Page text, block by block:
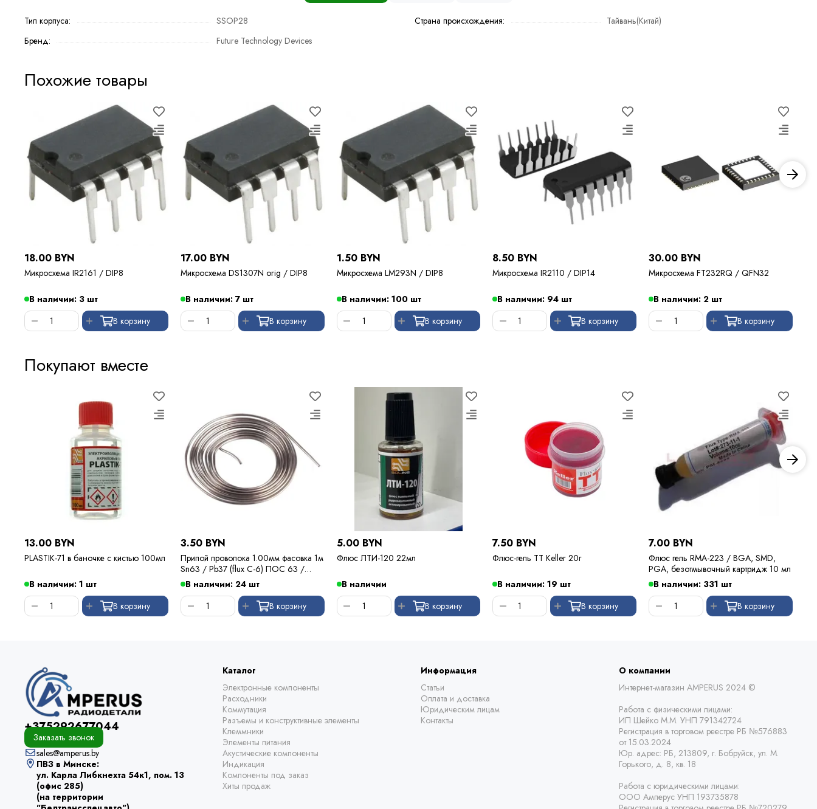
Тип корпуса:
SSOP28
Бренд:
Future Technology Devices
Страна происхождения: Тайвань(Китай)
Похожие товары
18.00 BYN
Микросхема IR2161 / DIP8
В наличии: 3 шт
В корзину
17.00 BYN
Микросхема DS1307N orig / DIP8
В наличии: 7 шт
В корзину
1.50 BYN
Микросхема LM293N / DIP8
В наличии: 100 шт
В корзину
8.50 BYN
Микросхема IR2110 / DIP14
В наличии: 94 шт
В корзину
30.00 BYN
Микросхема FT232RQ / QFN32
В наличии: 2 шт
В корзину
Покупают вместе
13.00 BYN
PLASTIK-71 в баночке с кистью 100мл
В наличии: 1 шт
В корзину
3.50 BYN
Припой проволока 1.00мм фасовка 1м
Sn63 / Pb37 (flux C-6) ПОС 63 /
Kewei
В наличии: 24 шт
В корзину
5.00 BYN
Флюс ЛТИ-120 22мл
В наличии
В корзину
7.50 BYN
Флюс-гель TT Keller 20г
В наличии: 19 шт
В корзину
7.00 BYN
Флюс гель RMA-223 / BGA, SMD,
PGA, безотмывочный картридж 10 мл
В наличии: 331 шт
В корзину
+375292677044
Заказать звонок
sales@amperus.by
ПВЗ в Минске:
ул. Карла Либкнехта 54к1, пом. 13
(офис 285)
(на территории
Каталог
Электронные компоненты
Расходники
Коммутация
Разъемы и конструктивные элементы
Клеммники
Элементы питания
Акустические компоненты
Индикация
Компоненты под заказ
Хиты продаж
Информация
Статьи
Оплата и доставка
Юридическим лицам
Контакты
О компании
Интернет-магазин AMPERUS 2024 ©
Работа с физическими лицами:
ИП Шейко М.М. УНП 791342724
Регистрация в торговом реестре РБ №576883
от 15.03.2024
Юр. адрес: РБ, 213809, г. Бобруйск, ул. М.
Горького, д. 8, кв. 18
Работа с юридическими лицами:
ООО Амперус УНП 193735878